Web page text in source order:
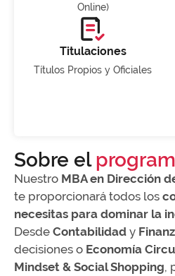
Online)
Titulaciones
Títulos Propios y Oficiales
Sobre el
Nuestro MBA en Dirección
te proporcionará todos los
necesitas para dominar la
Desde Contabilidad y
decisiones o Economía
Mindset & Social Shopping,